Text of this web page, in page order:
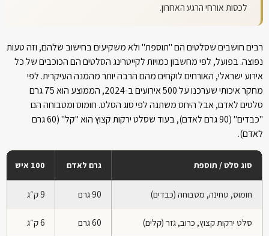
לכסות אורחי הרגע האחרון.
רבים חושבים שסלטים הם "תוספת" ולא משקיעים בחישוב שלהם, וזה טעות
נפוצה. בפועל, לפי מחשבון כמויות לקייטרינג הסלטים הם הכוכבים של כל
אירוע ישראלי, האורחים לוקחים מהם הרבה יותר מהמנה העיקרית. לפי
מחקר איכותי שערכנו על 500 אירועים ב-2024, הממוצע הוא 75 גרם
סלטים לאדם, אבל היחס משתנה לפי סוג הסלט. חומוס ומטבוחה הם
"כבדים" (90 גרם לאדם), בעוד שסלט ירקות קצוץ הוא "קל" (60 גרם
לאדם).
סוג סלט / תוספת גרם לאדם 100 איש
חומוס, טחינה, מטבוחה (כבדים) 90 גרם 9 ק״ג
סלט ירקות קצוץ, כרוב, גזר (קלים) 60 גרם 6 ק״ג